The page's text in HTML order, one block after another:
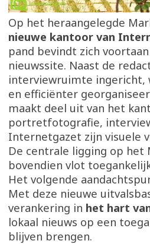
Op het heraangelegde
nieuwe kantoor van
pand bevindt zich
nieuwssite. Naast de
interviewruimte ingericht,
en efficiënter
maakt deel uit van het
portretfotografie,
Internetgazet zijn visuele
De centrale ligging op
bovendien vlot
Het volgende
Met deze nieuwe
verankering in het hart
lokaal nieuws op een
blijven brengen.